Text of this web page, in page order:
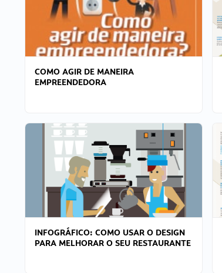
COMO AGIR DE MANEIRA
EMPREENDEDORA
INFOGRÁFICO: COMO USAR O DESIGN
PARA MELHORAR O SEU RESTAURANTE